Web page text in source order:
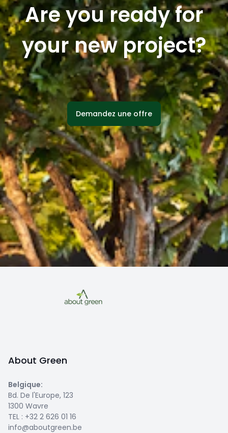
Are you ready for
your new project?
Demandez une offre
About Green
Belgique:
Bd. De l'Europe, 123
1300 Wavre
TEL : +32 2 626 01 16
info@aboutgreen.be